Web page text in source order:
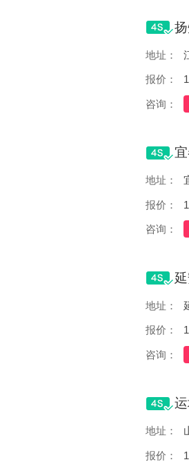
地址：
报价：
咨询：
地址：
报价：
咨询：
地址：
报价：
咨询：
地址：
报价：